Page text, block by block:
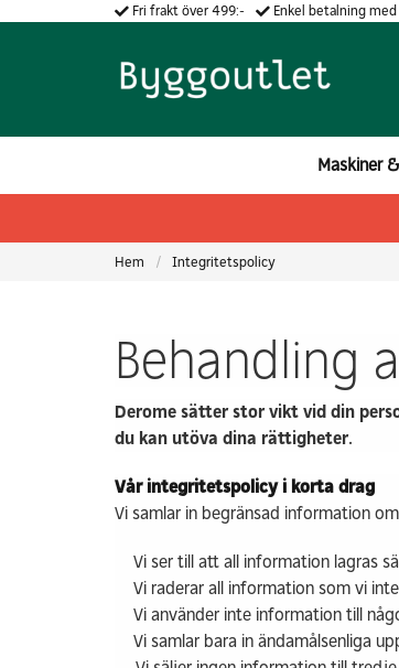
Fri frakt över 499:- Enkel betalning med
Maskiner
Hem Integritetspolicy
Behandling
Derome sätter stor vikt vid din
du kan utöva dina rättigheter.
Vår integritetspolicy i korta drag
Vi samlar in begränsad information
Vi ser till att all information lagras
Vi raderar all information som vi
Vi använder inte information till
Vi samlar bara in ändamålsenliga